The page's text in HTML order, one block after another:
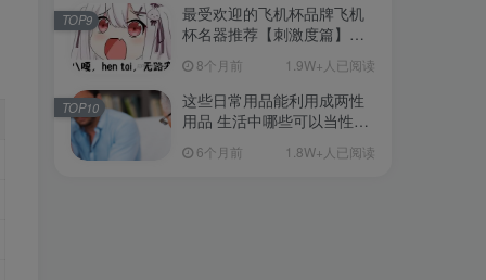
最受欢迎的飞机杯品牌飞机
杯名器推荐【刺激度篇】：
清单（11月更）
8个月前 1.9W+人已阅读
TOP9
这些日常用品能利用成两性
用品 生活中哪些可以当性用
6个月前 1.8W+人已阅读
TOP10